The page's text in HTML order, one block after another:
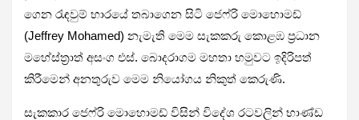
ගෙන රැඳවුම් භාරයේ තබාගෙන සිටි ජෙෆ්රි මොහොමඩ්
(Jeffrey Mohamed) නැමැති මෙම සැකකරු කොළඹ ප්‍රධාන
මහේස්ත්‍රාත් අසංග එස්. බොදරාගම මහතා හමුවට ඉදිරිපත්
කිරීමෙන් අනතුරුව මෙම නියෝගය නිකුත් කෙරුණි.
සැකකාර ජෙෆ්රි මොහොමඩ් විසින් විදේශ රටවලින් භාණ්ඩ